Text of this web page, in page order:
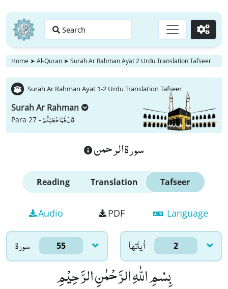
Search Go
Home ➤ Al-Quran ➤ Surah Ar Rahman Ayat 2 Urdu Translation Tafseer
Surah Ar Rahman Ayat 1-2 Urdu Translation Tafseer
Surah Ar Rahman
Para 27 -قَالَ فَمَا خَطْبُكُمْ
سورة الرحمن
Reading Translation Tafseer
Audio PDF Language
سورۃ 55 اٰياتها 2
بِسْمِ اللّٰهِ الرَّحْمٰنِ الرَّحِیْمِ